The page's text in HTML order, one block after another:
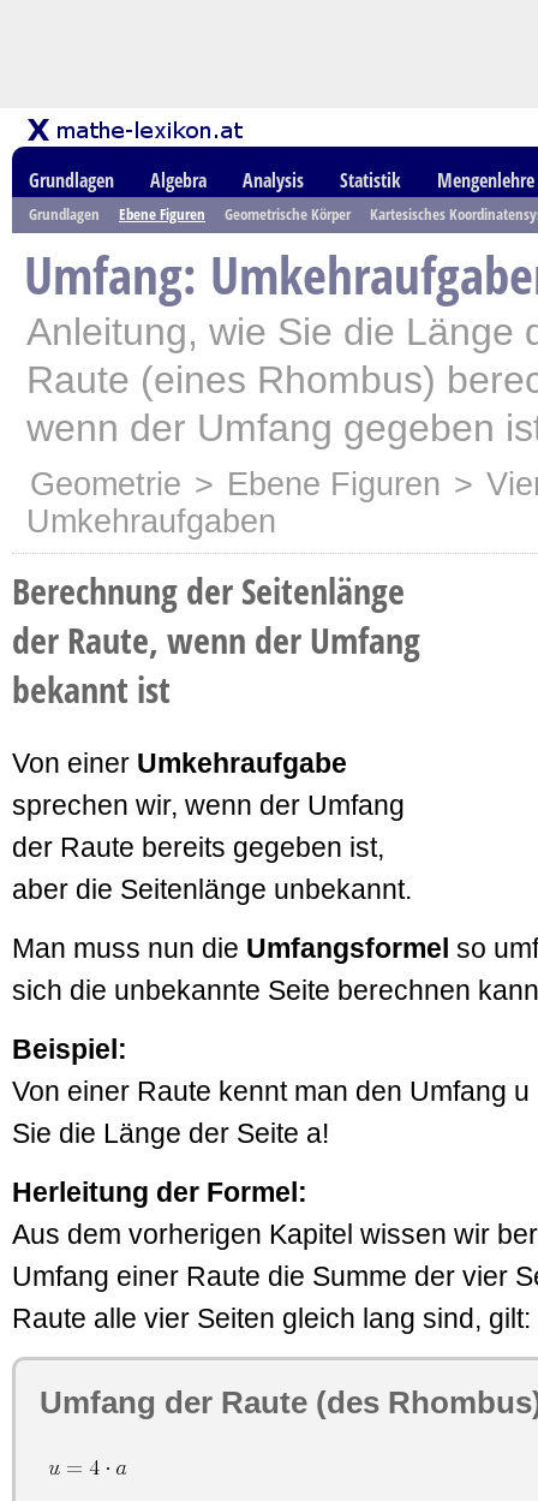
Grundlagen Algebra Analysis Statistik Mengenlehre
Grundlagen Ebene Figuren Geometrische Körper Kartesisches
Umfang:
Anleitung, wie Sie die Länge
Raute (eines Rhombus)
wenn der Umfang gegeben
Geometrie > Ebene Figuren >
Umkehraufgaben
Berechnung der Seitenlänge
der Raute, wenn der Umfang
bekannt ist
Von einer Umkehraufgabe
sprechen wir, wenn der Umfang
der Raute bereits gegeben ist,
aber die Seitenlänge unbekannt.
Man muss nun die Umfangsformel so
sich die unbekannte Seite berechnen
Beispiel:
Von einer Raute kennt man den Umfang
Sie die Länge der Seite a!
Herleitung der Formel:
Aus dem vorherigen Kapitel wissen wir
Umfang einer Raute die Summe der vier
Raute alle vier Seiten gleich lang sind, gilt:
Umfang der Raute (des